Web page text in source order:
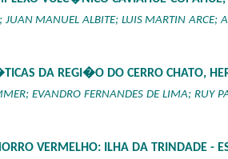
MANUEL ALBITE; LUIS MARTIN ARCE;
DA REGI�O DO CERRO CHATO,
EVANDRO FERNANDES DE LIMA; RUY
VERMELHO: ILHA DA TRINDADE -